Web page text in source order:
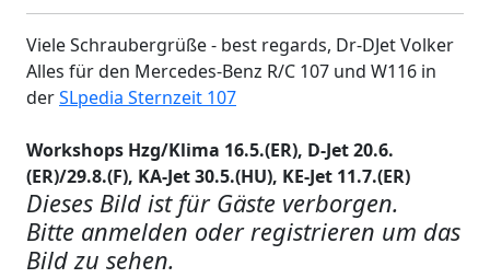
Viele Schraubergrüße - best regards, Dr-DJet Volker
Alles für den Mercedes-Benz R/C 107 und W116 in
derSLpedia Sternzeit 107
Workshops Hzg/Klima 16.5.(ER), D-Jet 20.6.
(ER)/29.8.(F), KA-Jet 30.5.(HU), KE-Jet 11.7.(ER)
Dieses Bild ist für Gäste verborgen.
Bitte anmelden oder registrieren um das
Bild zu sehen.